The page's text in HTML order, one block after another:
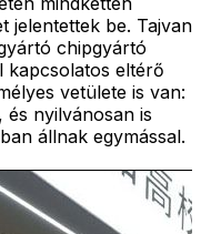
jelentettek be. Tajvan
chipgyártó
kapcsolatos eltérő
vetülete is van:
nyilvánosan is
állnak egymással.